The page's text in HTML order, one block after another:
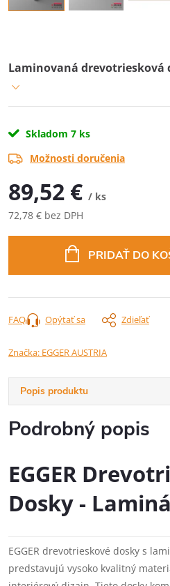
Laminovaná drevotriesková
Skladom 7 ks
Možnosti doručenia
89,52 € / ks
72,78 € bez DPH
PRIDAŤ DO
Opýtať sa Zdieľať
FAQ
Značka: EGGER AUSTRIA
Popis produktu
Podrobný popis
EGGER
Dosky -
EGGER drevotrieskové dosky s
predstavujú vysoko kvalitný